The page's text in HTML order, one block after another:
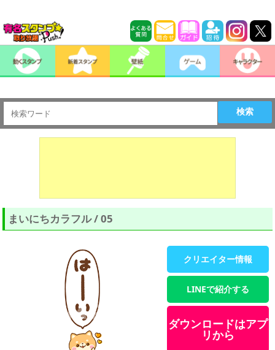
検索
まいにちカラフル / 05
クリエイター情報
LINEで紹介する
ダウンロードはアプ
リから